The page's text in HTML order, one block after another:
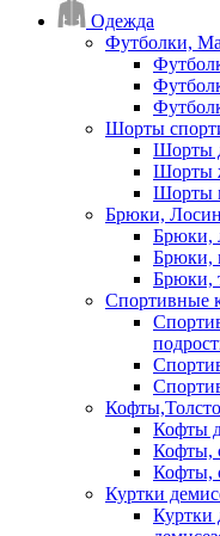
Одежда
Футболки,
Шорты
Шорты
Шорты
Шорты
Брюки,
Брюки,
Брюки,
Брюки,
Спортивные
Кофты
Кофты,
Кофты,
Куртки
Куртки